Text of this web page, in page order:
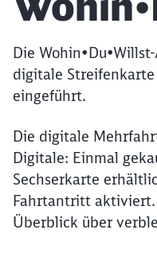
andere
für ihre
bei
Die
digitale
eingeführt.
Die digitale
Digitale: Einmal
Sechserkarte
Fahrtantritt aktiviert.
Überblick über